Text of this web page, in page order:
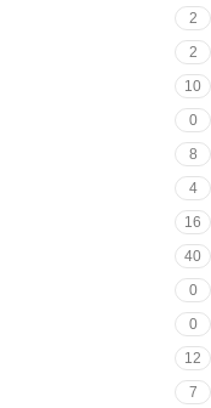
2
2
10
0
8
4
16
40
0
0
12
7